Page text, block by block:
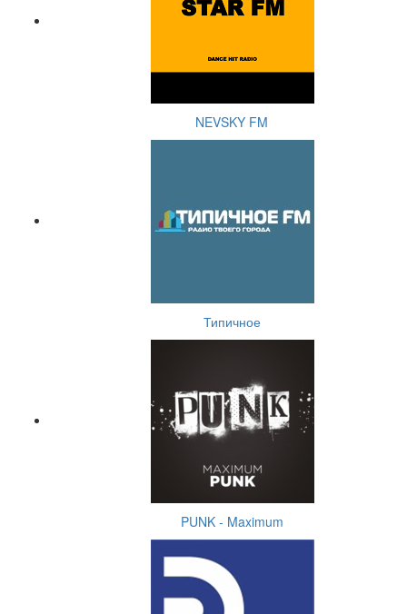
NEVSKY FM
Типичное
PUNK - Maximum